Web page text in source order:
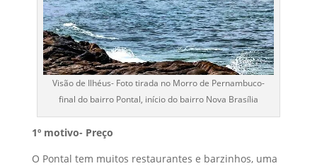
Visão de Ilhéus- Foto tirada no Morro de Pernambuco-
final do bairro Pontal, início do bairro Nova Brasília
1º motivo- Preço
O Pontal tem muitos restaurantes e barzinhos, uma